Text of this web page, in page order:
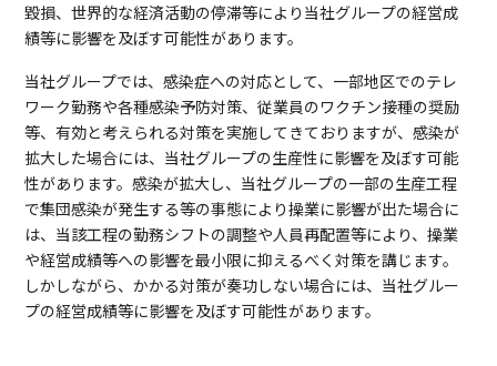
毀損、世界的な経済活動の停滞等により当社グループの経営成
績等に影響を及ぼす可能性があります。
当社グループでは、感染症への対応として、一部地区でのテレ
ワーク勤務や各種感染予防対策、従業員のワクチン接種の奨励
等、有効と考えられる対策を実施してきておりますが、感染が
拡大した場合には、当社グループの生産性に影響を及ぼす可能
性があります。感染が拡大し、当社グループの一部の生産工程
で集団感染が発生する等の事態により操業に影響が出た場合に
は、当該工程の勤務シフトの調整や人員再配置等により、操業
や経営成績等への影響を最小限に抑えるべく対策を講じます。
しかしながら、かかる対策が奏功しない場合には、当社グルー
プの経営成績等に影響を及ぼす可能性があります。